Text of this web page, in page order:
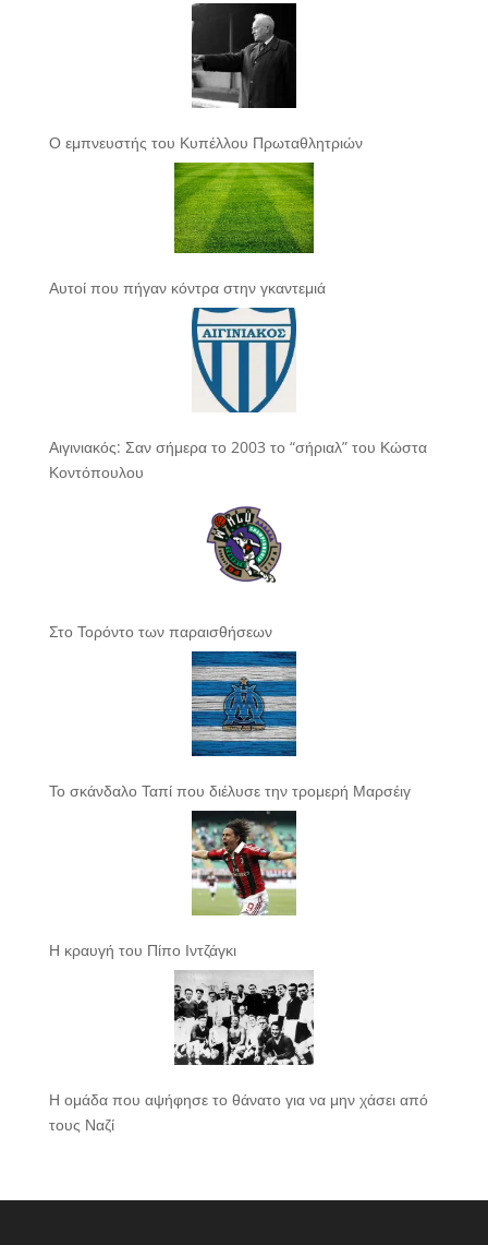
Ο εμπνευστής του Κυπέλλου Πρωταθλητριών
Αυτοί που πήγαν κόντρα στην γκαντεμιά
Αιγινιακός: Σαν σήμερα το 2003 το “σήριαλ” του Κώστα
Κοντόπουλου
Στο Τορόντο των παραισθήσεων
Το σκάνδαλο Ταπί που διέλυσε την τρομερή Μαρσέιγ
Η κραυγή του Πίπο Ιντζάγκι
Η ομάδα που αψήφησε το θάνατο για να μην χάσει από
τους Ναζί